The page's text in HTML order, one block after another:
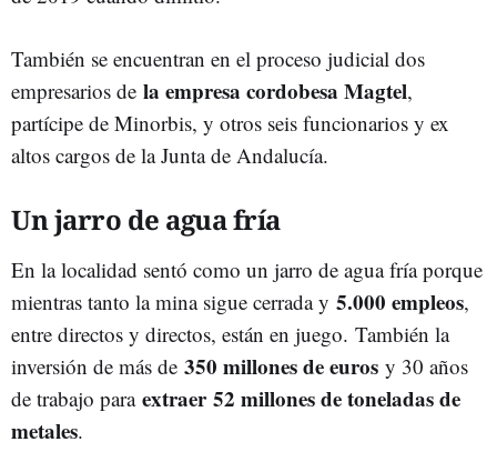
También se encuentran en el proceso judicial dos
empresarios de la empresa cordobesa Magtel,
partícipe de Minorbis, y otros seis funcionarios y ex
altos cargos de la Junta de Andalucía.
Un jarro de agua fría
En la localidad sentó como un jarro de agua fría porque
mientras tanto la mina sigue cerrada y 5.000 empleos,
entre directos y directos, están en juego. También la
inversión de más de 350 millones de euros y 30 años
de trabajo para extraer 52 millones de toneladas de
metales.